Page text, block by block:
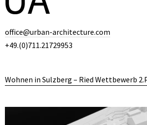
office@urban-architecture.com
+49.(0)711.21729953
Wohnen in Sulzberg – Ried Wettbewerb